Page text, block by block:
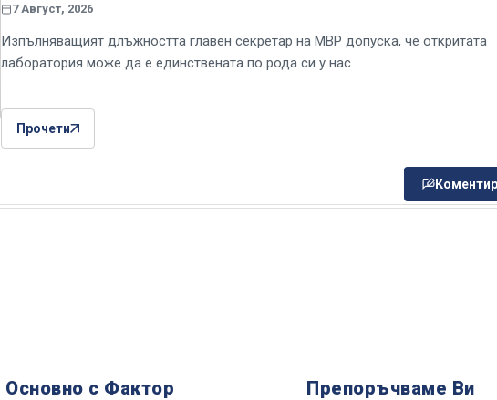
7 Август, 2026
Изпълняващият длъжността главен секретар на МВР допуска, че откритата
лаборатория може да е единствената по рода си у нас
Прочети
Основно с Фактор Препоръчваме Ви